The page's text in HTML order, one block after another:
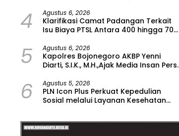
4 Agustus 6, 2026
Klarifikasi Camat Padangan Terkait
Isu Biaya PTSL Antara 400 hingga 700
5 Agustus 6, 2026
Kapolres Bojonegoro AKBP Yenni
Diarti, S.I.K., M.H.,Ajak Media Insan Pers
6 Agustus 5, 2026
PLN Icon Plus Perkuat Kepedulian
Sosial melalui Layanan Kesehatan